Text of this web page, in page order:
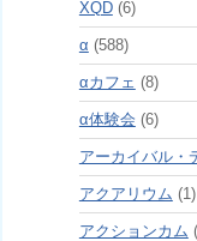
XQD(6)
α (588)
αカフェ (8)
α体験会 (6)
アーカイバル・
アクアリウム (1)
アクションカム